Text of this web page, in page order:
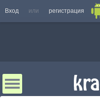
Вход или регистрация